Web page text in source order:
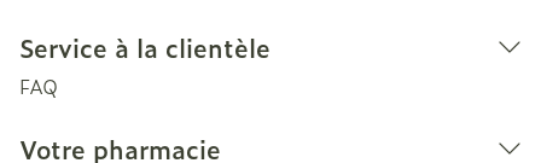
Service à la clientèle
FAQ
Votre pharmacie